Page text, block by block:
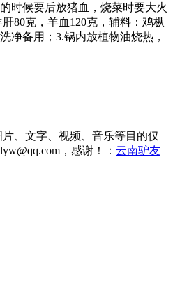
时候要后放猪血，烧菜时要大火
80克，羊血120克，辅料：鸡枞
净备用；3.锅内放植物油烧热，
、文字、视频、音乐等目的仅
，感谢！： 云南驴友